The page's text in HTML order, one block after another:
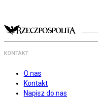
KONTAKT
O nas
Kontakt
Napisz do nas